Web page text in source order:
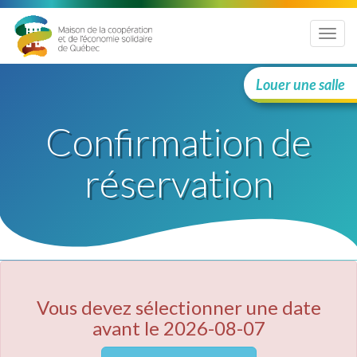
Menu
Louer une salle
Confirmation de
réservation
Vous devez sélectionner une date
avant le 2026-08-07